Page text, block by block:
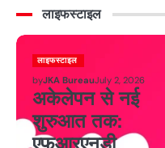
लाइफस्टाइल
लाइफस्टाइल
byJKA BureauJuly 2, 2026
अकेलेपन से नई
शुरुआत तक: